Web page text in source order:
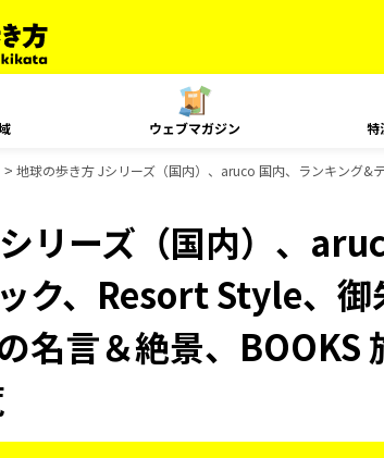
ウェブマガジン 特
地球の歩き方 Jシリーズ（国内）、aruco 国内、ランキング&
リーズ（国内）、
ク、Resort Style、御
名言＆絶景、BOOKS